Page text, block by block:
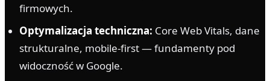
firmowych.
Optymalizacja techniczna: Core Web Vitals, dane
strukturalne, mobile-first — fundamenty pod
widoczność w Google.